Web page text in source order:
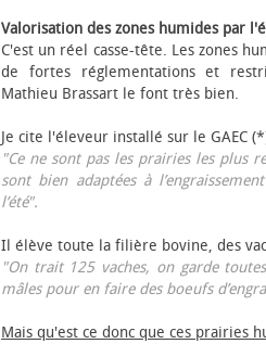
Valorisation des zones humides par
C'est un réel casse-tête. Les zones
de fortes réglementations et
Mathieu Brassart le font très bien.
Je cite l'éleveur installé sur le GAEC
"Ce ne sont pas les prairies les plus
sont bien adaptées à
l’été".
Il élève toute la filière bovine, des
"On trait 125 vaches, on garde
mâles pour en faire des bœufs
Mais qu'est ce donc que ces prairies